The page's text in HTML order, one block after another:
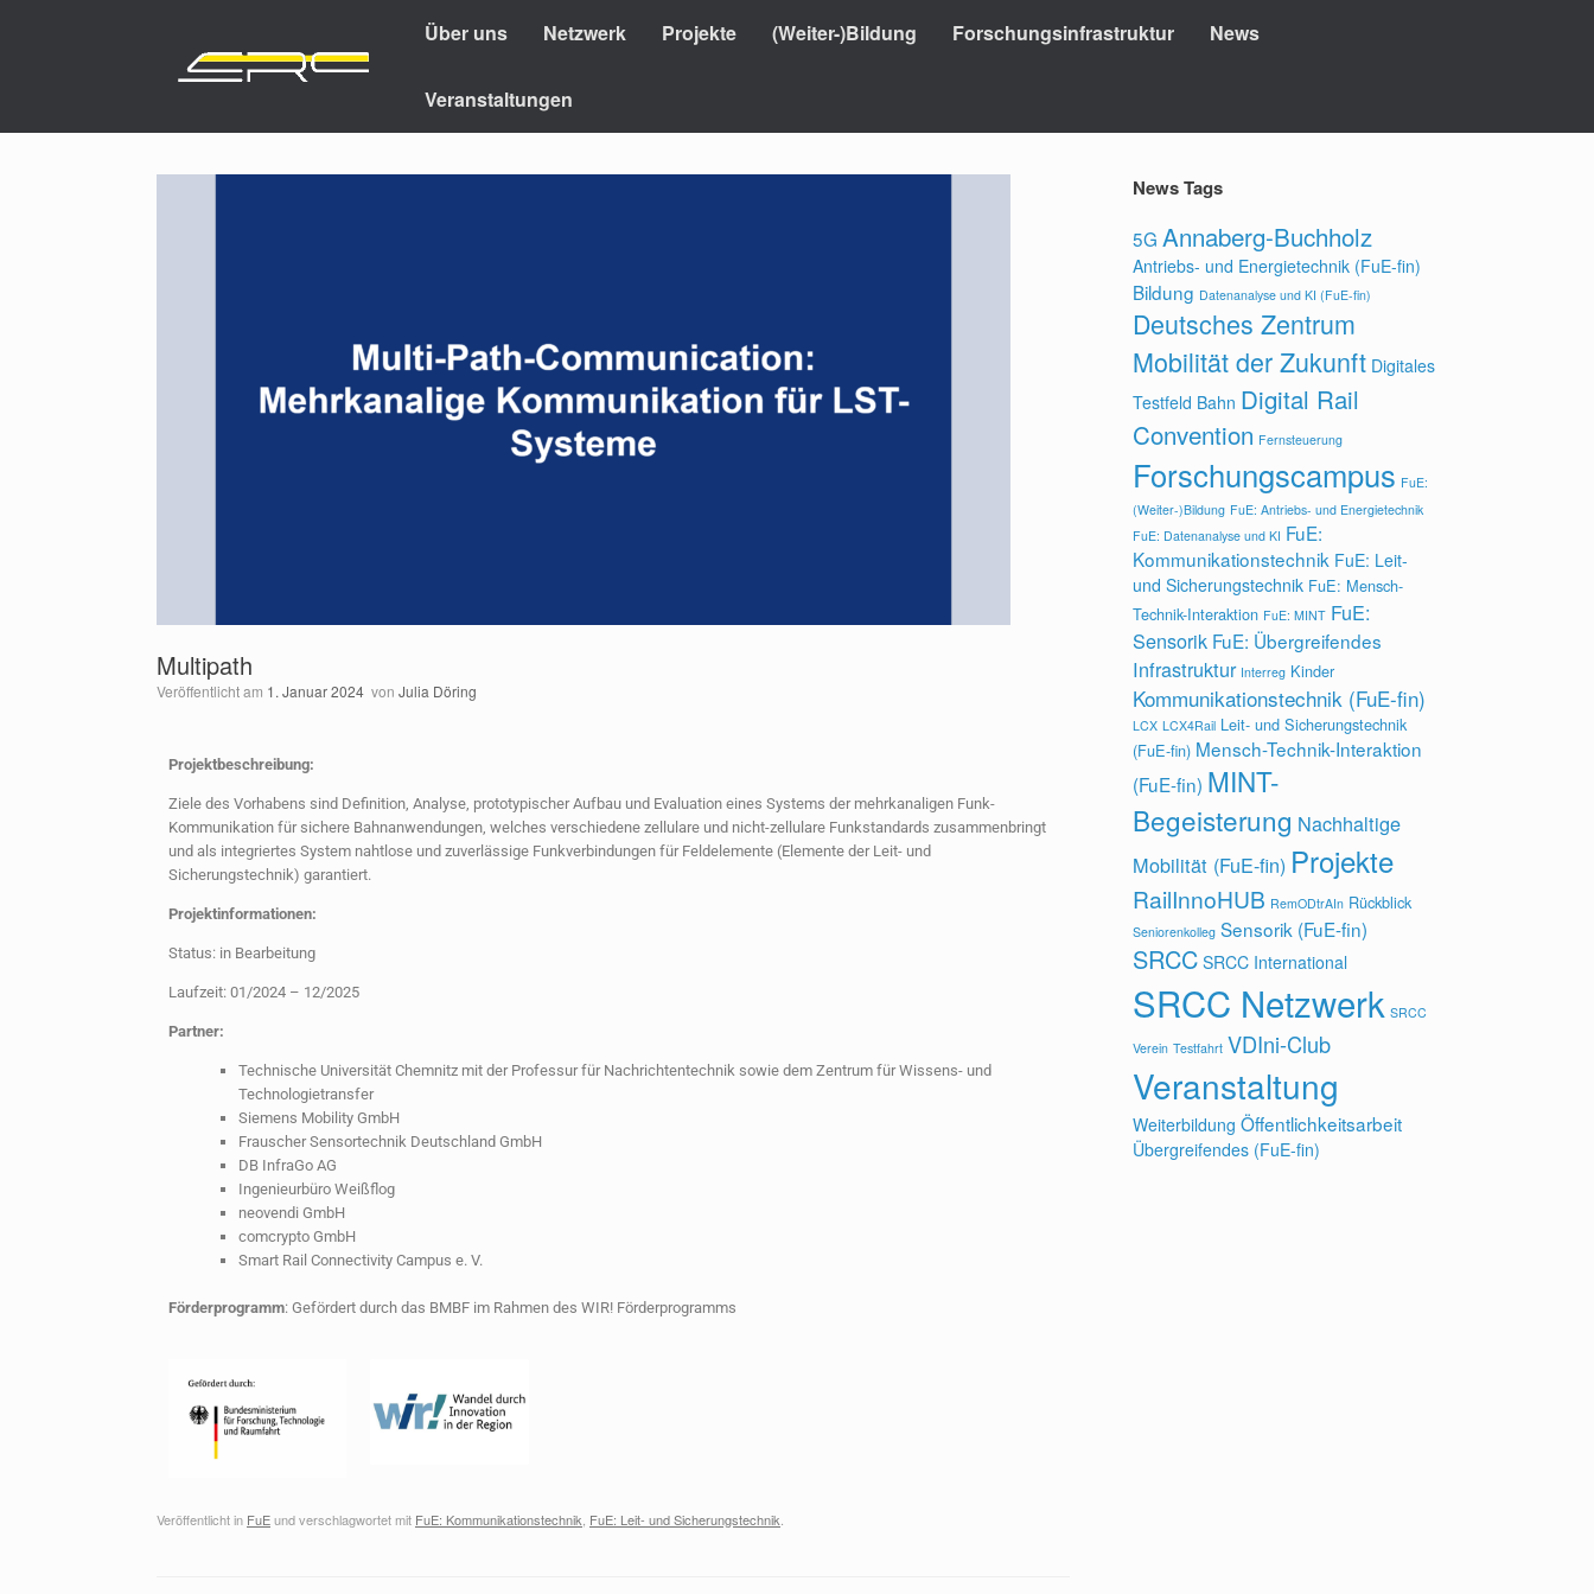
Über uns Netzwerk Projekte (Weiter-)Bildung Forschungsinfrastruktur News
Veranstaltungen
Multipath
Veröffentlicht am 1. Januar 2024 von Julia Döring
Projektbeschreibung:
Ziele des Vorhabens sind Definition, Analyse, prototypischer Aufbau und Evaluation eines Systems der mehrkanaligen Funk-
Kommunikation für sichere Bahnanwendungen, welches verschiedene zellulare und nicht-zellulare Funkstandards zusammenbringt
und als integriertes System nahtlose und zuverlässige Funkverbindungen für Feldelemente (Elemente der Leit- und
Sicherungstechnik) garantiert.
Projektinformationen:
Status: in Bearbeitung
Laufzeit: 01/2024 – 12/2025
Partner:
Technische Universität Chemnitz mit der Professur für Nachrichtentechnik sowie dem Zentrum für Wissens- und
Technologietransfer
Siemens Mobility GmbH
Frauscher Sensortechnik Deutschland GmbH
DB InfraGo AG
Ingenieurbüro Weißflog
neovendi GmbH
comcrypto GmbH
Smart Rail Connectivity Campus e. V.
Förderprogramm: Gefördert durch das BMBF im Rahmen des WIR! Förderprogramms
Veröffentlicht in FuEund verschlagwortet mit FuE: Kommunikationstechnik FuE: Leit- und Sicherungstechnik
News Tags
5G Annaberg-Buchholz
Antriebs- und Energietechnik (FuE-fin)
Bildung Datenanalyse und KI (FuE-fin)
Deutsches Zentrum
Mobilität der Zukunft Digitales
Testfeld Bahn Digital Rail
Convention Fernsteuerung
Forschungscampus FuE:
(Weiter-)Bildung FuE: Antriebs- und Energietechnik
FuE: Datenanalyse und KI FuE:
Kommunikationstechnik FuE: Leit-
und Sicherungstechnik FuE: Mensch-
Technik-Interaktion FuE: MINT FuE:
Sensorik FuE: Übergreifendes
Infrastruktur Interreg Kinder
Kommunikationstechnik (FuE-fin)
LCX LCX4Rail Leit- und Sicherungstechnik
(FuE-fin) Mensch-Technik-Interaktion
(FuE-fin) MINT-
Begeisterung Nachhaltige
Mobilität (FuE-fin) Projekte
RailInnoHUB RemODtrAIn Rückblick
Seniorenkolleg Sensorik (FuE-fin)
SRCC SRCC International
SRCC Netzwerk SRCC
Verein Testfahrt VDIni-Club
Veranstaltung
Weiterbildung Öffentlichkeitsarbeit
Übergreifendes (FuE-fin)